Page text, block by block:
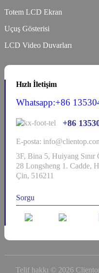
Totem LCD Ekran
Uçuş Gösterisi
LCD Video Duvarları
Hızlı İletişim
Whatsapp:+86
+86
E-posta:
3F, Bina 5, Huiyang Sınır
28 Longsheng 1. Cadde,
Çin, 516211
Sorgu
Telif hakkı © 2026